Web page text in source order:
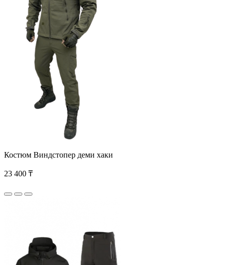
Костюм Виндстопер деми хаки
23 400 ₸